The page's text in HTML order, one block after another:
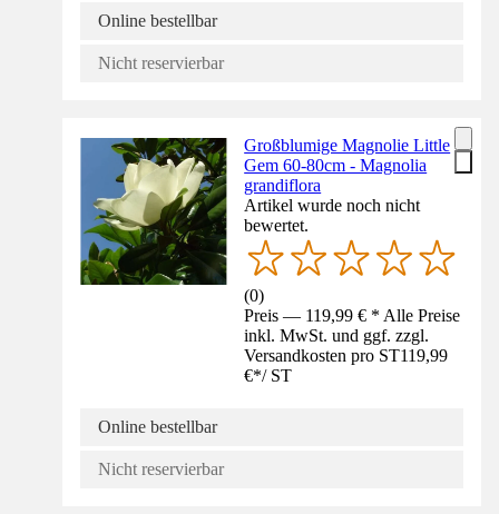
Online bestellbar
Nicht reservierbar
Großblumige Magnolie Little
Gem 60-80cm - Magnolia
grandiflora
Artikel wurde noch nicht
bewertet.
(0)
Preis — 119,99 € * Alle Preise
inkl. MwSt. und ggf. zzgl.
Versandkosten pro ST119,99
€*/ ST
Online bestellbar
Nicht reservierbar